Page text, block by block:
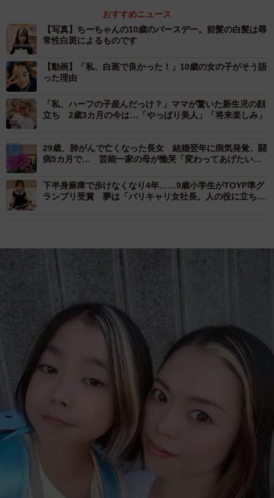
おすすめニュース
【写真】ちーちゃんの10歳のバースデー。前髪の白髪は尋
常性白斑によるものです
【動画】「私、白斑で良かった！」10歳の女の子がそう語
った理由
「私、ハーフの子産んだっけ？」ママが驚いた新生児の顔
立ち 2歳3カ月の今は…「やっぱり美人」「将来楽しみ」
29歳、肺がんで亡くなった長女 結婚翌年に病気発覚、闘
病5カ月で… 芸能一家の母が慟哭「変わってあげたいと
下半身麻痺で歩けなくなり4年……9歳小学生がTOYP準グ
ランプリ受賞 夢は「バリキャリ女社長。人の役に立ちた